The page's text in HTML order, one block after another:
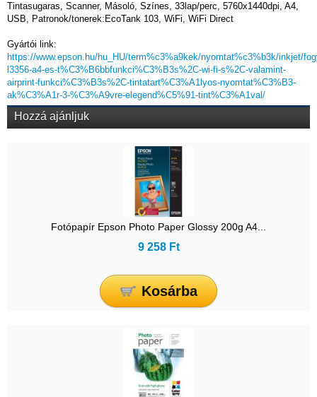
Tintasugaras, Scanner, Másoló, Színes, 33lap/perc, 5760x1440dpi, A4,
USB, Patronok/tonerek:EcoTank 103, WiFi, WiFi Direct
Gyártói link:
https://www.epson.hu/hu_HU/term%c3%a9kek/nyomtat%c3%b3k/inkjet/
l3356-a4-es-t%C3%B6bbfunkci%C3%B3s%2C-wi-fi-s%2C-valamint-
airprint-funkci%C3%B3s%2C-tintatart%C3%A1lyos-nyomtat%C3%B3-
ak%C3%A1r-3-%C3%A9vre-elegend%C5%91-tint%C3%A1val/
Hozzá ajánljuk
Fotópapír Epson Photo Paper Glossy 200g A4...
9 258 Ft
Kosárba